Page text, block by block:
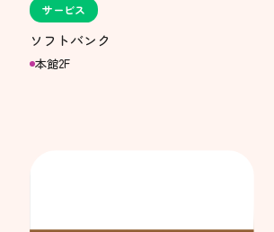
サービス
ソフトバンク
本館2F